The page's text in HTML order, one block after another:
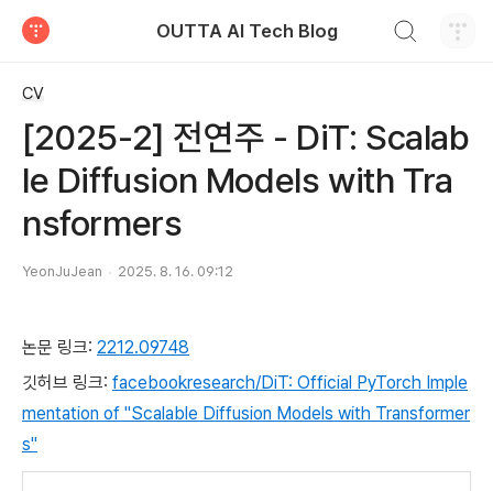
OUTTA AI Tech Blog
CV
[2025-2] 전연주 - DiT: Scalab
le Diffusion Models with Tra
nsformers
YeonJuJean 2025. 8. 16. 09:12
논문 링크: 2212.09748
깃허브 링크: facebookresearch/DiT: Official PyTorch Imple
mentation of "Scalable Diffusion Models with Transformer
s"